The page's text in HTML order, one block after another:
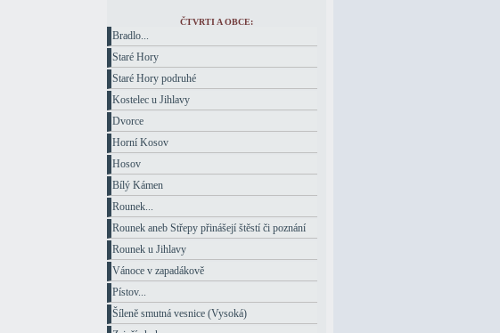
ČTVRTI A OBCE:
Bradlo...
Staré Hory
Staré Hory podruhé
Kostelec u Jihlavy
Dvorce
Horní Kosov
Hosov
Bílý Kámen
Rounek...
Rounek aneb Střepy přinášejí štěstí či poznání
Rounek u Jihlavy
Vánoce v zapadákově
Pístov...
Šíleně smutná vesnice (Vysoká)